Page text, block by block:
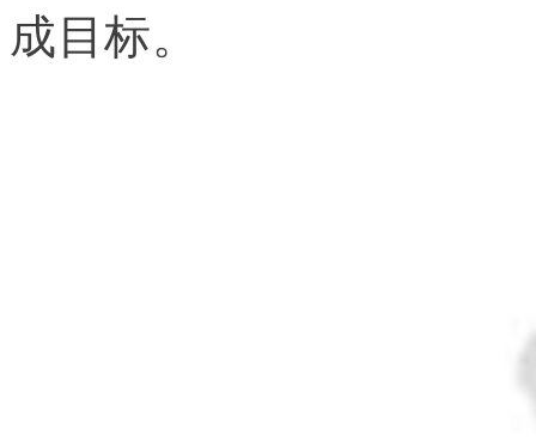
成目标。